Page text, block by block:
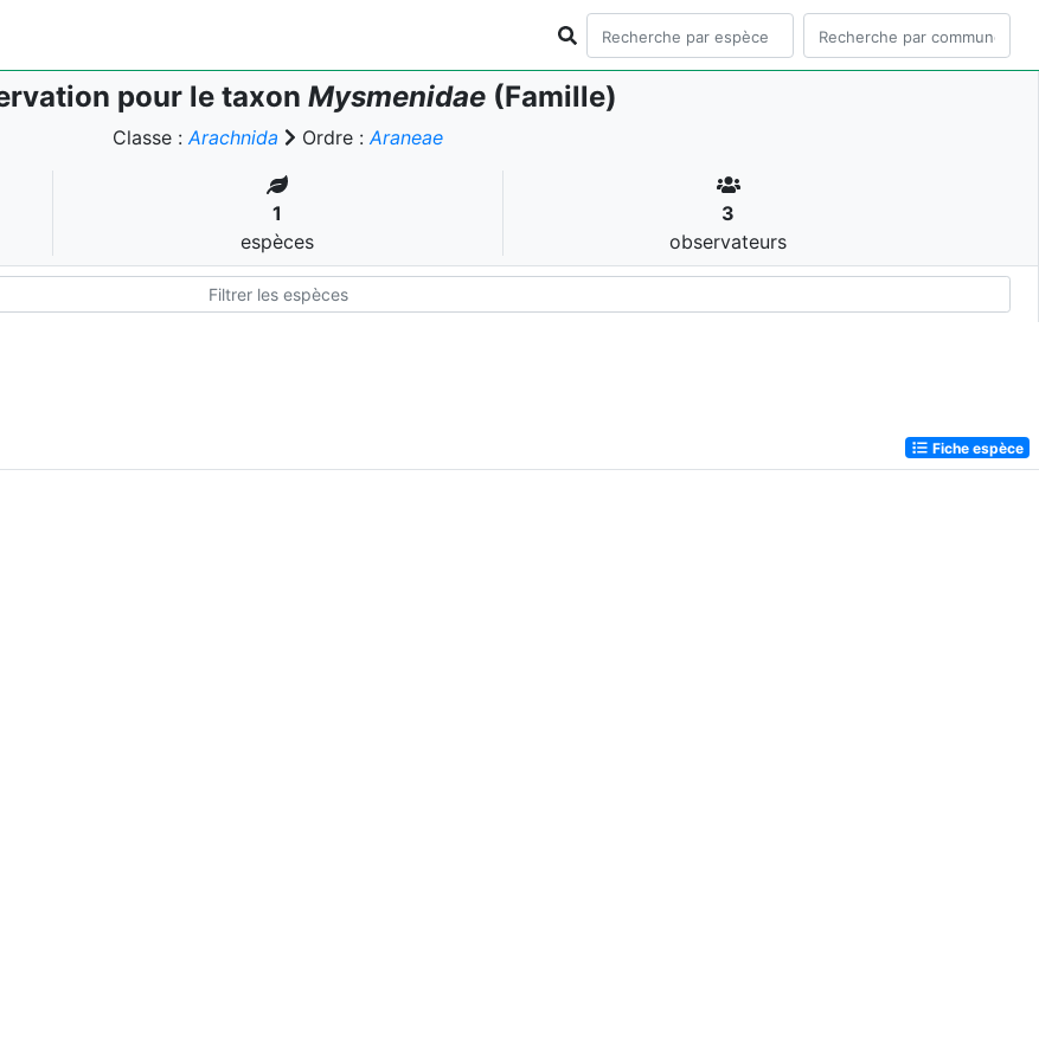
pour le taxon Mysmenidae (Famille)
Classe :Arachnida Ordre :Araneae
1
espèces
3
observateurs
Fiche espèce